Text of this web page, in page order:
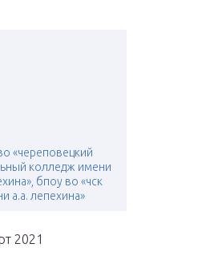
«череповецкий
колледж имени
бпоу во «чск
а.а. лепехина»
2021